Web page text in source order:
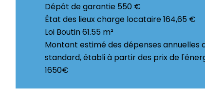
Dépôt de garantie 550 €
État des lieux charge locataire164,65 €
Loi Boutin61.55 m²
Montant estimé des dépenses annuelles
standard, établi à partir des prix de
1650€